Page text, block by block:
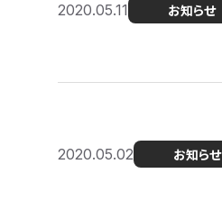
2020.05.11 お知らせ
2020.05.02 お知らせ